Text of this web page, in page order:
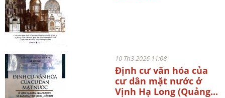
10 Th3 2026 11:08
Định cư văn hóa của
cư dân mặt nước ở
Vịnh Hạ Long (Quảng...